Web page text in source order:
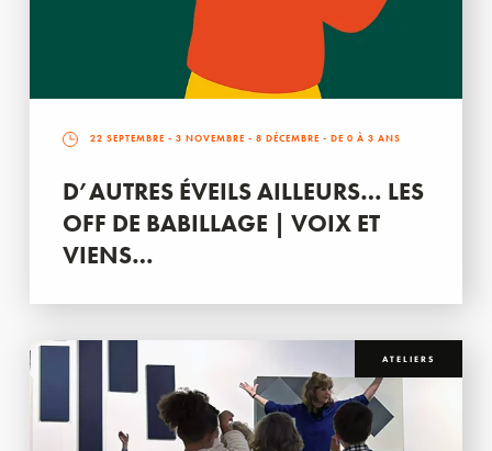
22 SEPTEMBRE - 3 NOVEMBRE - 8 DÉCEMBRE - DE 0 À 3 ANS
D’AUTRES ÉVEILS AILLEURS… LES
OFF DE BABILLAGE | VOIX ET
VIENS…
ATELIERS